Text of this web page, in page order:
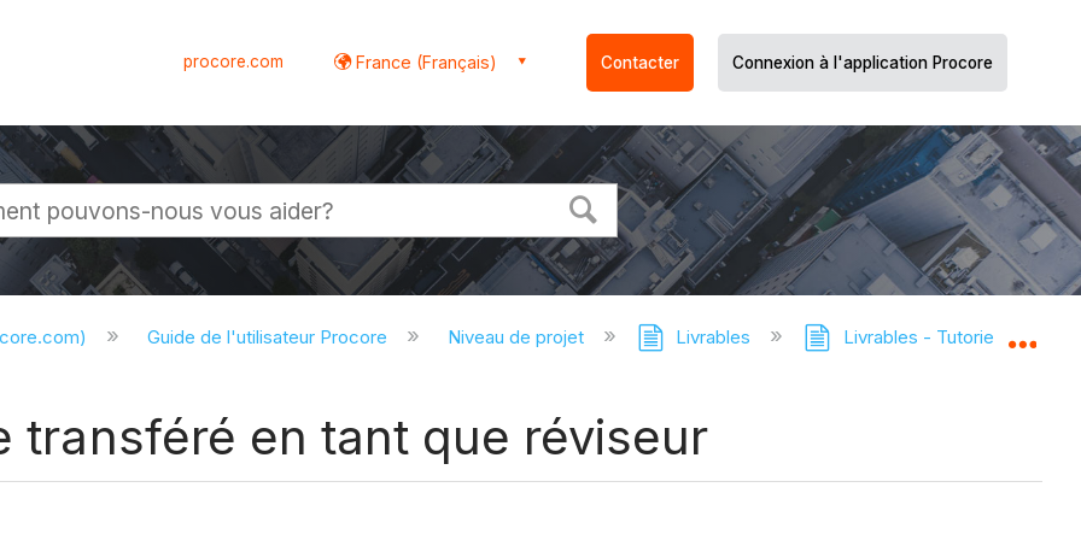
procore.com France (Français) Contacter Connexion à l'application Procore
Guide de l'utilisateur Procore Niveau de projet Livrables Livrables - Tutoriels
transféré en tant que réviseur